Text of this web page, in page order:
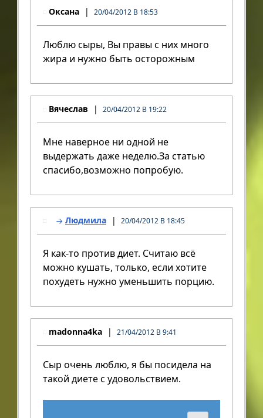
Оксана 20/04/2012 В 18:53
Люблю сыры, Вы правы с них много
жира и нужно быть осторожным
Вячеслав 20/04/2012 В 19:22
Мне наверное ни одной не
выдержать даже неделю.За статью
спасибо,возможно попробую.
Людмила 20/04/2012 В 18:45
Я как-то против диет. Считаю всё
можно кушать, только, если хотите
похудеть нужно уменьшить порцию.
madonna4ka 21/04/2012 В 9:41
Сыр очень люблю, я бы посидела на
такой диете с удовольствием.